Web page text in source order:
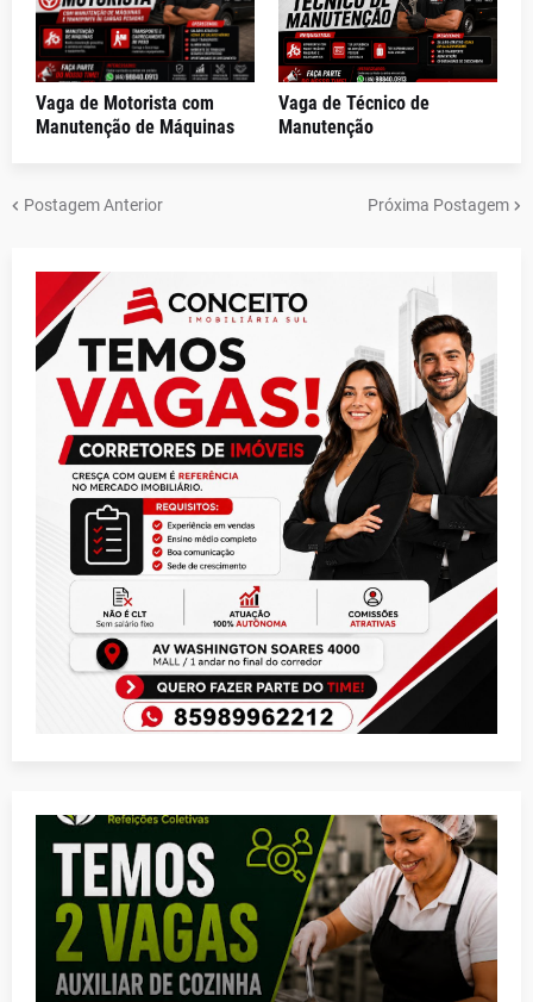
Vaga de Motorista com
Manutenção de Máquinas
Vaga de Técnico de
Manutenção
Postagem Anterior Próxima Postagem